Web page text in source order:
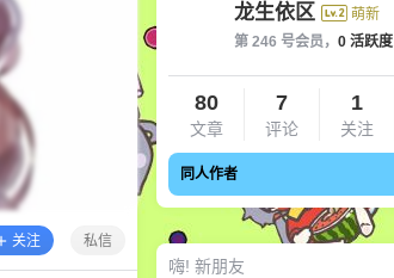
关注 私信
龙生依区
萌新
第 246 号会员，0 活跃度
80
文章
7
评论
1
关注
同人作者
嗨! 新朋友